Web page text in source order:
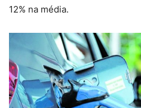
12% na média.